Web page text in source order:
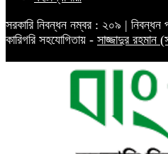
সরকারি নিবন্ধন নম্বর : ২০৯ | নিবন্ধন
কারিগরি সহযোগিতায় - সাজ্জাদুর রহমান